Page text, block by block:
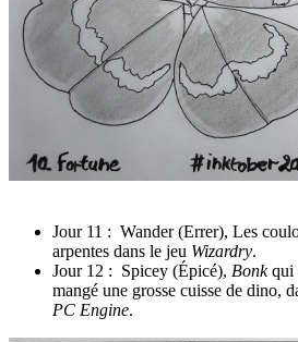
Jour 11 : Wander (Errer), Les
arpentes dans le jeu Wizardry.
Jour 12 : Spicey (Épicé), Bonkqui
mangé une grosse cuisse de dino,
PC Engine.